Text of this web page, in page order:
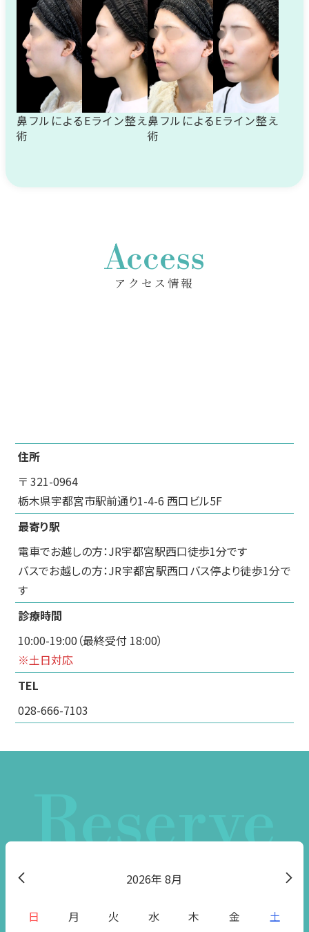
鼻フルによるEライン整え
術
鼻フルによるEライン整え
術
Access
アクセス情報
住所
〒 321-0964
栃木県宇都宮市駅前通り1-4-6 西口ビル5F
最寄り駅
電車でお越しの方：JR宇都宮駅西口徒歩1分です
バスでお越しの方：JR宇都宮駅西口バス停より徒歩1分で
す
診療時間
10:00-19:00（最終受付 18:00）
※土日対応
TEL
028-666-7103
Reserve
2026 8月
日 月 火 水 木 金
土